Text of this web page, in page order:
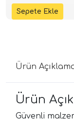
Ürün
Ürün
Güvenli